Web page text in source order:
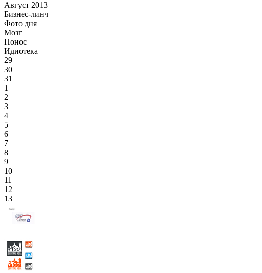
Август 2013
Бизнес-линч
Фото дня
Мозг
Понос
Идиотека
29
30
31
1
2
3
4
5
6
7
8
9
10
11
12
13